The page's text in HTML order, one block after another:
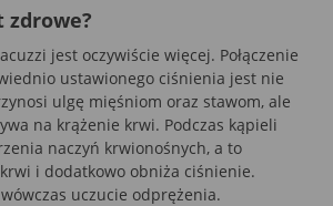
zdrowe?
jest oczywiście więcej. Połączenie
ustawionego ciśnienia jest nie
ulgę mięśniom oraz stawom, ale
na krążenie krwi. Podczas kąpieli
naczyń krwionośnych, a to
i dodatkowo obniża ciśnienie.
uczucie odprężenia.